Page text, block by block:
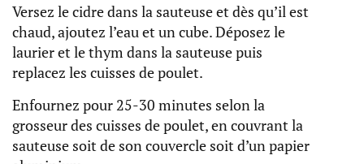
Versez le cidre dans la sauteuse et dès qu’il est
chaud, ajoutez l’eau et un cube. Déposez le
laurier et le thym dans la sauteuse puis
replacez les cuisses de poulet.
Enfournez pour 25-30 minutes selon la
grosseur des cuisses de poulet, en couvrant la
sauteuse soit de son couvercle soit d’un papier